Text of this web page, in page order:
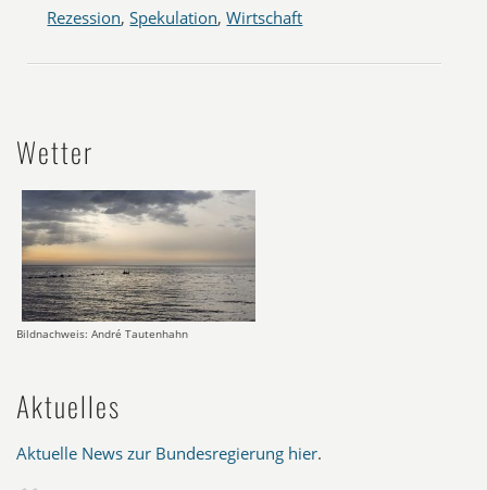
Rezession,Spekulation,Wirtschaft
Wetter
Bildnachweis: André Tautenhahn
Aktuelles
Aktuelle News zur Bundesregierung hier.